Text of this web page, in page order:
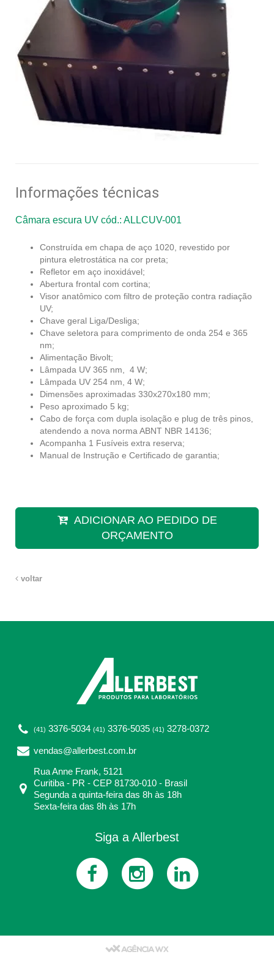
Informações técnicas
Câmara escura UV cód.: ALLCUV-001
Construída em chapa de aço 1020, revestido por
pintura eletrostática na cor preta;
Refletor em aço inoxidável;
Abertura frontal com cortina;
Visor anatômico com filtro de proteção contra radiação
UV;
Chave geral Liga/Desliga;
Chave seletora para comprimento de onda 254 e 365
nm;
Alimentação Bivolt;
Lâmpada UV 365 nm, 4 W;
Lâmpada UV 254 nm, 4 W;
Dimensões aproximadas 330x270x180 mm;
Peso aproximado 5 kg;
Cabo de força com dupla isolação e plug de três pinos,
atendendo a nova norma ABNT NBR 14136;
Acompanha 1 Fusíveis extra reserva;
Manual de Instrução e Certificado de garantia;
ADICIONAR AO PEDIDO DE
ORÇAMENTO
voltar
(41) 3376-5034 (41) 3376-5035 (41) 3278-0372
vendas@allerbest.com.br
Rua Anne Frank, 5121
Curitiba - PR - CEP 81730-010 - Brasil
Segunda a quinta-feira das 8h às 18h
Sexta-feira das 8h às 17h
Siga a Allerbest